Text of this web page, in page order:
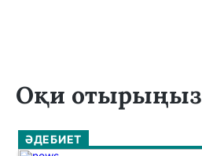
Оқи отырыңыз
ӘДЕБИЕТ